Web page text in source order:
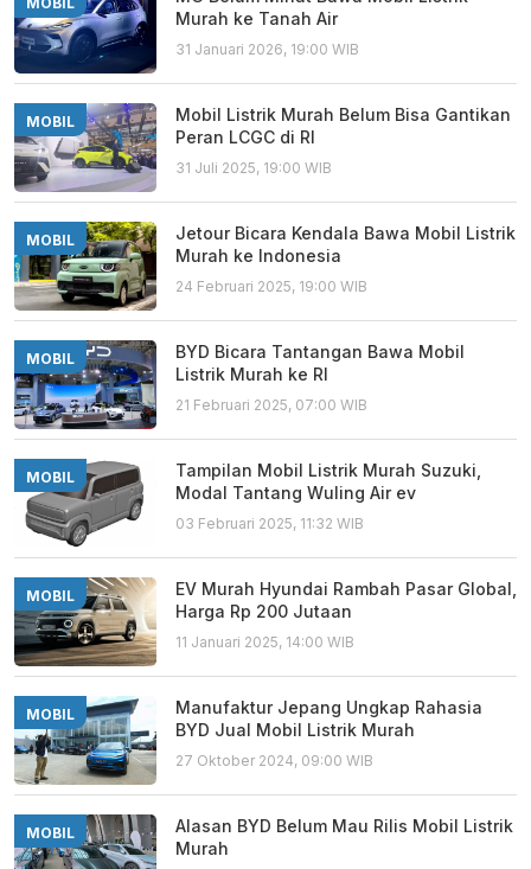
Murah ke Tanah Air
31 Januari 2026, 19:00 WIB
MOBIL
Mobil Listrik Murah Belum Bisa Gantikan
Peran LCGC di RI
31 Juli 2025, 19:00 WIB
MOBIL
Jetour Bicara Kendala Bawa Mobil Listrik
Murah ke Indonesia
24 Februari 2025, 19:00 WIB
MOBIL
BYD Bicara Tantangan Bawa Mobil
Listrik Murah ke RI
21 Februari 2025, 07:00 WIB
MOBIL
Tampilan Mobil Listrik Murah Suzuki,
Modal Tantang Wuling Air ev
03 Februari 2025, 11:32 WIB
MOBIL
EV Murah Hyundai Rambah Pasar Global,
Harga Rp 200 Jutaan
11 Januari 2025, 14:00 WIB
MOBIL
Manufaktur Jepang Ungkap Rahasia
BYD Jual Mobil Listrik Murah
27 Oktober 2024, 09:00 WIB
MOBIL
Alasan BYD Belum Mau Rilis Mobil Listrik
Murah